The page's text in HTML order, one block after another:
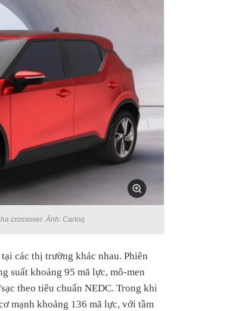
crossover. Ảnh: Cartoq
các thị trường khác nhau. Phiên
suất khoảng 95 mã lực, mô-men
theo tiêu chuẩn NEDC. Trong khi
mạnh khoảng 136 mã lực, với tầm